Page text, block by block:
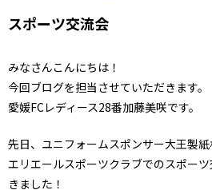
スポーツ交流会
みなさんこんにちは！
今回ブログを担当させていただきます。
愛媛FCレディース28番加藤美咲です。
先日、ユニフォームスポンサー大王製紙
エリエールスポーツクラブでのスポー
きました！